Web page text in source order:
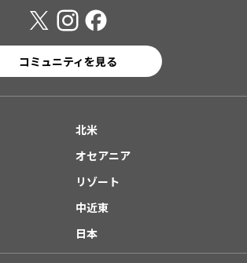
コミュニティを見る
北米
オセアニア
リゾート
中近東
日本